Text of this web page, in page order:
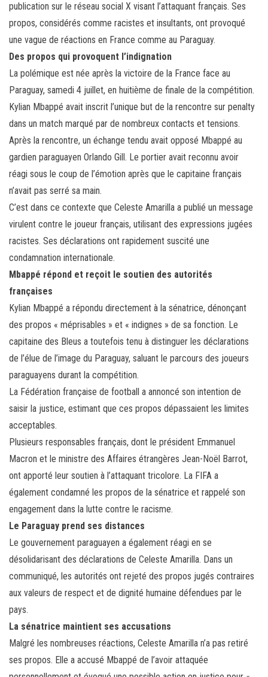
publication sur le réseau social X visant l’attaquant français. Ses
propos, considérés comme racistes et insultants, ont provoqué
une vague de réactions en France comme au Paraguay.
Des propos qui provoquent l’indignation
La polémique est née après la victoire de la France face au
Paraguay, samedi 4 juillet, en huitième de finale de la compétition.
Kylian Mbappé avait inscrit l’unique but de la rencontre sur penalty
dans un match marqué par de nombreux contacts et tensions.
Après la rencontre, un échange tendu avait opposé Mbappé au
gardien paraguayen Orlando Gill. Le portier avait reconnu avoir
réagi sous le coup de l’émotion après que le capitaine français
n’avait pas serré sa main.
C’est dans ce contexte que Celeste Amarilla a publié un message
virulent contre le joueur français, utilisant des expressions jugées
racistes. Ses déclarations ont rapidement suscité une
condamnation internationale.
Mbappé répond et reçoit le soutien des autorités
françaises
Kylian Mbappé a répondu directement à la sénatrice, dénonçant
des propos « méprisables » et « indignes » de sa fonction. Le
capitaine des Bleus a toutefois tenu à distinguer les déclarations
de l’élue de l’image du Paraguay, saluant le parcours des joueurs
paraguayens durant la compétition.
La Fédération française de football a annoncé son intention de
saisir la justice, estimant que ces propos dépassaient les limites
acceptables.
Plusieurs responsables français, dont le président Emmanuel
Macron et le ministre des Affaires étrangères Jean-Noël Barrot,
ont apporté leur soutien à l’attaquant tricolore. La FIFA a
également condamné les propos de la sénatrice et rappelé son
engagement dans la lutte contre le racisme.
Le Paraguay prend ses distances
Le gouvernement paraguayen a également réagi en se
désolidarisant des déclarations de Celeste Amarilla. Dans un
communiqué, les autorités ont rejeté des propos jugés contraires
aux valeurs de respect et de dignité humaine défendues par le
pays.
La sénatrice maintient ses accusations
Malgré les nombreuses réactions, Celeste Amarilla n’a pas retiré
ses propos. Elle a accusé Mbappé de l’avoir attaquée